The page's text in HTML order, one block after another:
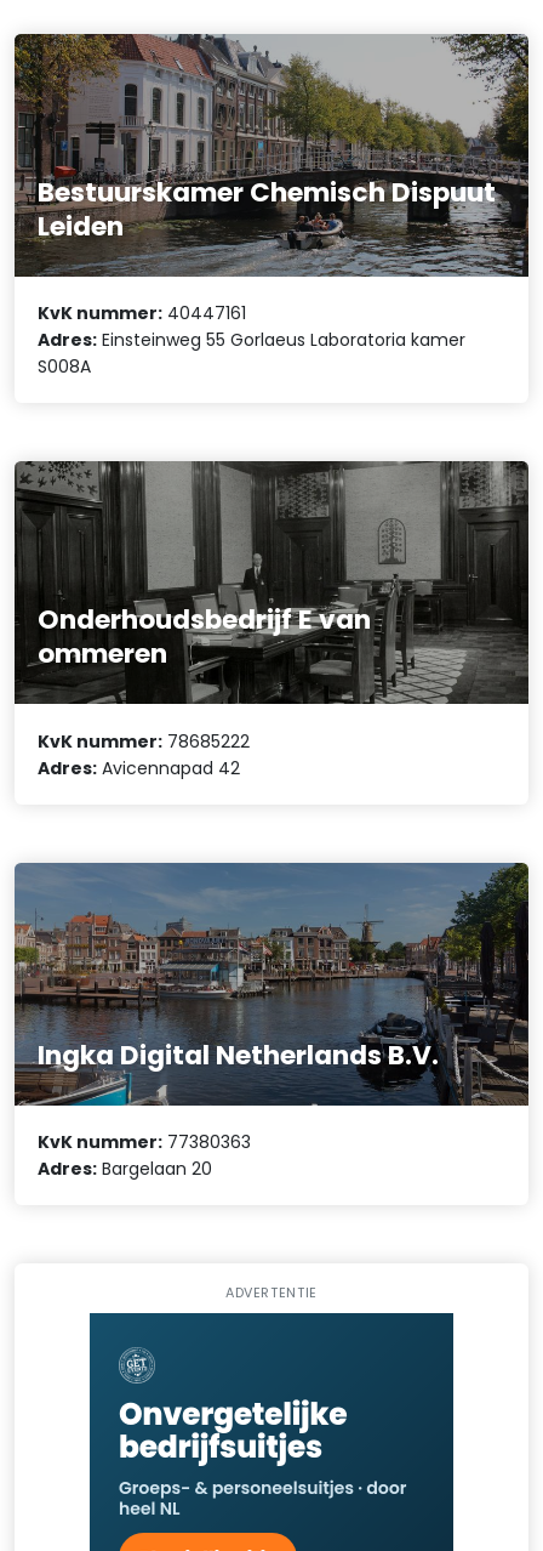
Bestuurskamer Chemisch Dispuut
Leiden
KvK nummer: 40447161
Adres: Einsteinweg 55 Gorlaeus Laboratoria kamer
S008A
Onderhoudsbedrijf E van
ommeren
KvK nummer: 78685222
Adres: Avicennapad 42
Ingka Digital Netherlands B.V.
KvK nummer: 77380363
Adres: Bargelaan 20
ADVERTENTIE